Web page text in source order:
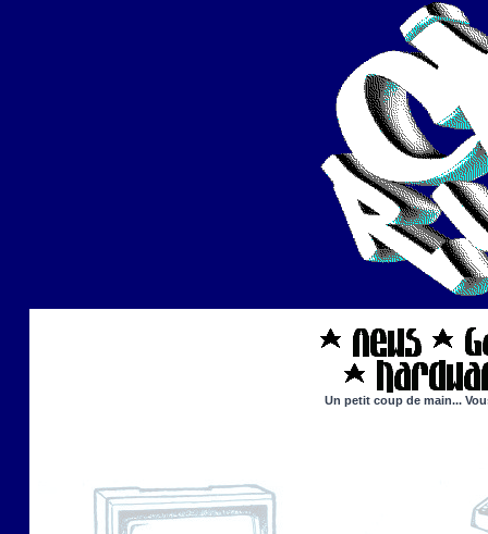
Un petit coup de main...